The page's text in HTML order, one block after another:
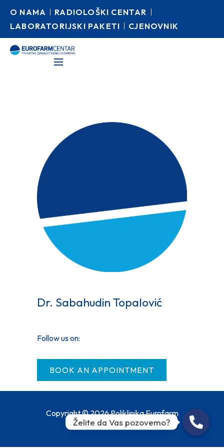
O NAMA
RADIOLOŠKI CENTAR
LABORATORIJSKI PAKETI
CJENOVNIK
Dr. Sabahudin Topalović
Follow us on:
BOOK AN APPOINTMENT
Copyright © 2026 Poliklinika Eurofarm
Centar
Želite da Vas pozovemo?